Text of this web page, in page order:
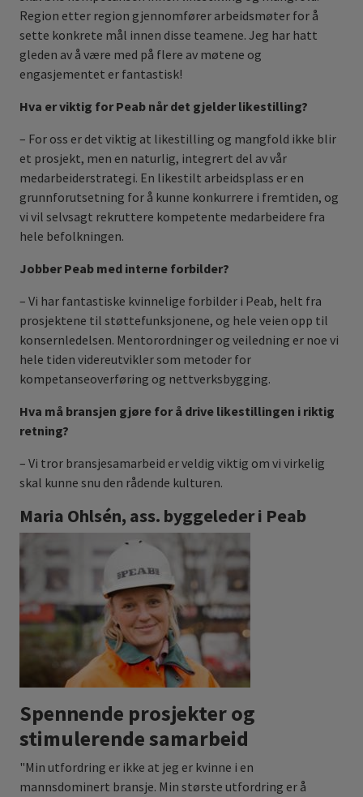
Region etter region gjennomfører arbeidsmøter for å
sette konkrete mål innen disse teamene. Jeg har hatt
gleden av å være med på flere av møtene og
engasjementet er fantastisk!
Hva er viktig for Peab når det gjelder likestilling?
– For oss er det viktig at likestilling og mangfold ikke blir
et prosjekt, men en naturlig, integrert del av vår
medarbeiderstrategi. En likestilt arbeidsplass er en
grunnforutsetning for å kunne konkurrere i fremtiden, og
vi vil selvsagt rekruttere kompetente medarbeidere fra
hele befolkningen.
Jobber Peab med interne forbilder?
– Vi har fantastiske kvinnelige forbilder i Peab, helt fra
prosjektene til støttefunksjonene, og hele veien opp til
konsernledelsen. Mentorordninger og veiledning er noe vi
hele tiden videreutvikler som metoder for
kompetanseoverføring og nettverksbygging.
Hva må bransjen gjøre for å drive likestillingen i riktig
retning?
– Vi tror bransjesamarbeid er veldig viktig om vi virkelig
skal kunne snu den rådende kulturen.
Maria Ohlsén, ass. byggeleder i Peab
Spennende prosjekter og
stimulerende samarbeid
"Min utfordring er ikke at jeg er kvinne i en
mannsdominert bransje. Min største utfordring er å